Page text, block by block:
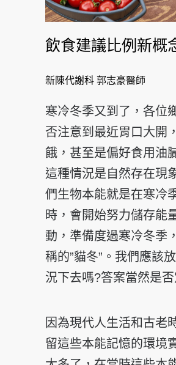
飲食建議比例新概
新陳代謝科 郭志豪醫師
寒冷冬季又到了，各位
否注意到最近胃口大開
餓，甚至是偏好食用油
這種情況是自然存在現
們生物本能就是在寒冷
時，會開始努力儲存能
動，準備度過寒冷冬季
稱的”貓冬”。我們應該
況下去嗎?答案當然是否
因為現代人生活和古老
留這些本能記憶的環境